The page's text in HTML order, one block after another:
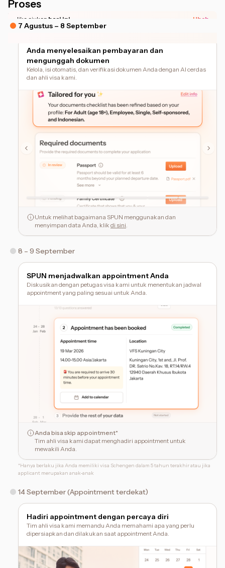
Proses
Jika ajukan hari ini Ubah
7 Agustus – 8 September
Anda menyelesaikan pembayaran dan
mengunggah dokumen
Kelola, isi otomatis, dan verifikasi dokumen Anda dengan AI cerdas
dan ahli visa kami.
Untuk melihat bagaimana SPUN menggunakan dan
menyimpan data Anda, klik di sini.
8 – 9 September
SPUN menjadwalkan appointment Anda
Diskusikan dengan petugas visa kami untuk menentukan jadwal
appointment yang paling sesuai untuk Anda.
Anda bisa skip appointment*
Tim ahli visa kami dapat menghadiri appointment untuk
mewakili Anda.
*Hanya berlaku jika Anda memiliki visa Schengen dalam 5 tahun terakhir atau jika
applicant merupakan anak-anak
14 September (Appointment terdekat)
Hadiri appointment dengan percaya diri
Tim ahli visa kami memandu Anda memahami apa yang perlu
dipersiapkan dan dilakukan saat appointment Anda.